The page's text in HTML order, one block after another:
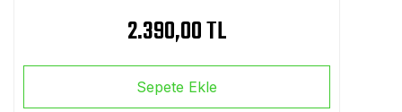
2.390,00 TL
Sepete Ekle